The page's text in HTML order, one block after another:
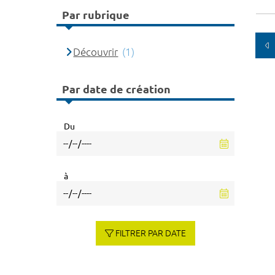
Par rubrique
Découvrir (1)
Par date de création
Du
à
FILTRER PAR DATE